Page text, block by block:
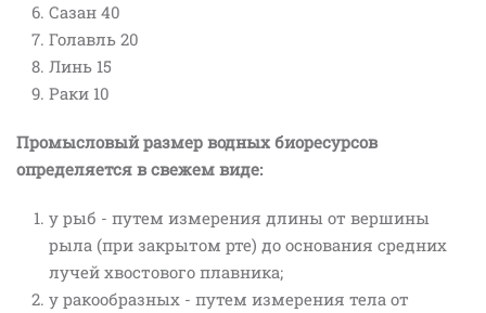
Сазан 40
Голавль 20
Линь 15
Раки 10
Промысловый размер водных биоресурсов
определяется в свежем виде:
у рыб - путем измерения длины от вершины
рыла (при закрытом рте) до основания средних
лучей хвостового плавника;
у ракообразных - путем измерения тела от